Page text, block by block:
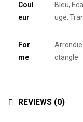
Coul
eur
Bleu,
uge,
For
me
Arrondie
ctangle
REVIEWS (0)